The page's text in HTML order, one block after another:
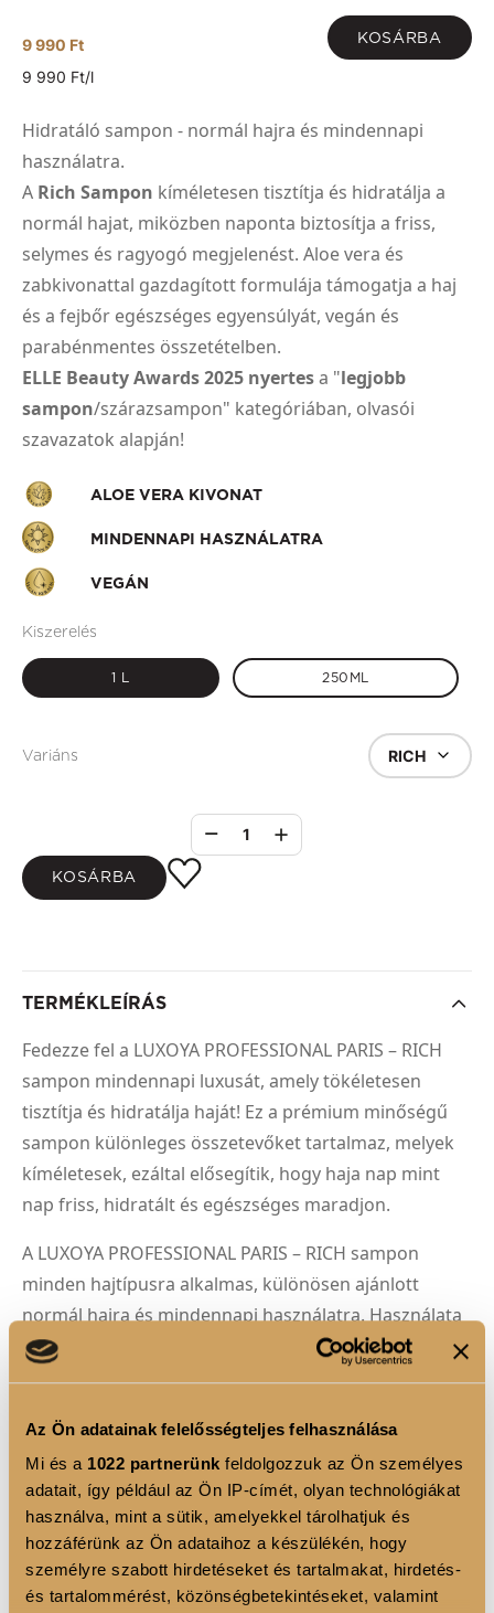
Az Ön adatainak felelősségteljes felhasználása
Mi és a 1022 partnerünk feldolgozzuk az Ön személyes
adatait, így például az Ön IP-címét, olyan technológiákat
használva, mint a sütik, amelyekkel tárolhatjuk és
hozzáférünk az Ön adataihoz a készülékén, hogy
személyre szabott hirdetéseket és tartalmakat, hirdetés-
és tartalommérést, közönségbetekintéseket, valamint
9 990 Ft KOSÁRBA
9 990 Ft/l
Hidratáló sampon - normál hajra és mindennapi
használatra.
A Rich Sampon kíméletesen tisztítja és hidratálja a
normál hajat, miközben naponta biztosítja a friss,
selymes és ragyogó megjelenést. Aloe vera és
zabkivonattal gazdagított formulája támogatja a haj
és a fejbőr egészséges egyensúlyát, vegán és
parabénmentes összetételben.
ELLE Beauty Awards 2025 nyertesa "legjobb
sampon/szárazsampon" kategóriában, olvasói
szavazatok alapján!
ALOE VERA KIVONAT
MINDENNAPI HASZNÁLATRA
VEGÁN
Kiszerelés
1 L 250ML
Variáns RICH
1
KOSÁRBA
TERMÉKLEÍRÁS
Fedezze fel a LUXOYA PROFESSIONAL PARIS – RICH
sampon mindennapi luxusát, amely tökéletesen
tisztítja és hidratálja haját! Ez a prémium minőségű
sampon különleges összetevőket tartalmaz, melyek
kíméletesek, ezáltal elősegítik, hogy haja nap mint
nap friss, hidratált és egészséges maradjon.
A LUXOYA PROFESSIONAL PARIS – RICH sampon
minden hajtípusra alkalmas, különösen ajánlott
normál hajra és mindennapi használatra. Használata
hozzájárul haja selymesen puha, könnyen kezelhető
és ragyogó megjelenéséhez.
Élvezze a professzionális hajápolás luxusát
otthonában a LUXOYA PROFESSIONAL PARIS – RICH
samponnal!
TERMÉK ELŐNYÖK